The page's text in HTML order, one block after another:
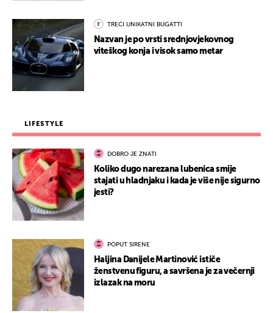
TREĆI UNIKATNI BUGATTI
Nazvan je po vrsti srednjovjekovnog
viteškog konja i visok samo metar
LIFESTYLE
DOBRO JE ZNATI
Koliko dugo narezana lubenica smije
stajati u hladnjaku i kada je više nije sigurno
jesti?
POPUT SIRENE
Haljina Danijele Martinović ističe
ženstvenu figuru, a savršena je za večernji
izlazak na moru